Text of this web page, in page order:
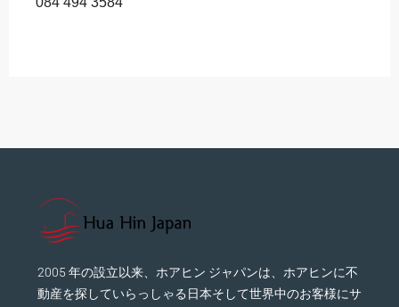
2005 年の設立以来、ホアヒン ジャパンは、ホアヒンに不
動産を探していらっしゃる日本そして世界中のお客様にサ